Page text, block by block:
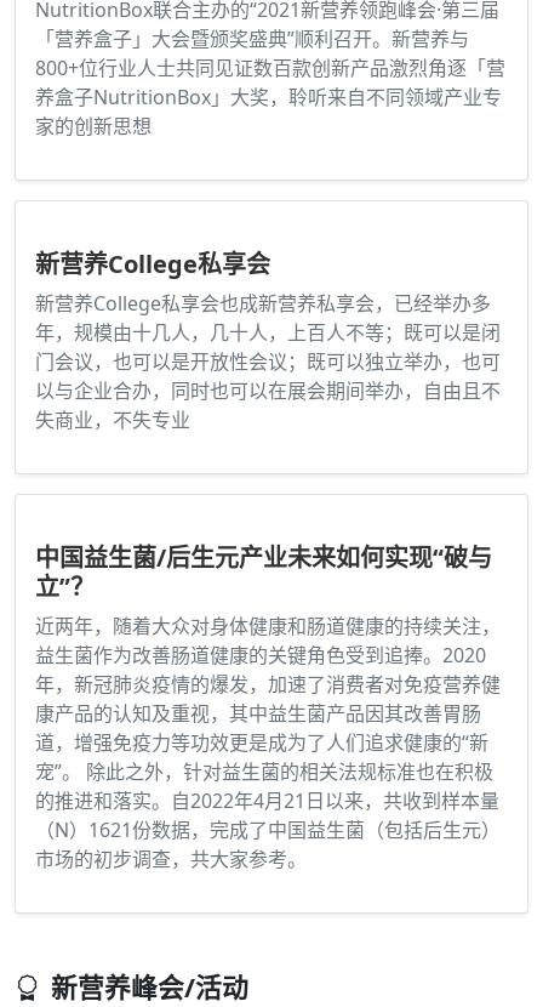
NutritionBox联合主办的“2021新营养领跑峰会·第三届
「营养盒子」大会暨颁奖盛典”顺利召开。新营养与
800+位行业人士共同见证数百款创新产品激烈角逐「营
养盒子NutritionBox」大奖，聆听来自不同领域产业专
家的创新思想
新营养College私享会
新营养College私享会也成新营养私享会，已经举办多
年，规模由十几人，几十人，上百人不等；既可以是闭
门会议，也可以是开放性会议；既可以独立举办，也可
以与企业合办，同时也可以在展会期间举办，自由且不
失商业，不失专业
中国益生菌/后生元产业未来如何实现“破与
立”？
近两年，随着大众对身体健康和肠道健康的持续关注，
益生菌作为改善肠道健康的关键角色受到追捧。2020
年，新冠肺炎疫情的爆发，加速了消费者对免疫营养健
康产品的认知及重视，其中益生菌产品因其改善胃肠
道，增强免疫力等功效更是成为了人们追求健康的“新
宠”。 除此之外，针对益生菌的相关法规标准也在积极
的推进和落实。自2022年4月21日以来，共收到样本量
（N）1621份数据，完成了中国益生菌（包括后生元）
市场的初步调查，共大家参考。
新营养峰会/活动